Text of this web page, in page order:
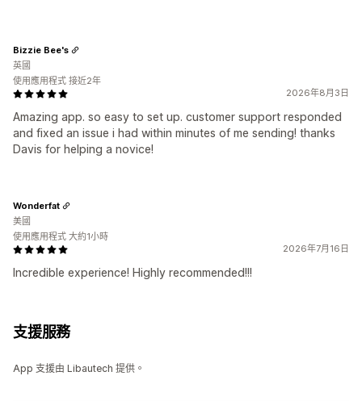
2026年8月3日
Amazing app. so easy to set up. customer support responded
and fixed an issue i had within minutes of me sending! thanks
Davis for helping a novice!
Bizzie Bee's
英國
使用應用程式 接近2年
2026年7月16日
Incredible experience! Highly recommended!!!
Wonderfat
美國
使用應用程式 大約1小時
支援服務
App 支援由 Libautech 提供。